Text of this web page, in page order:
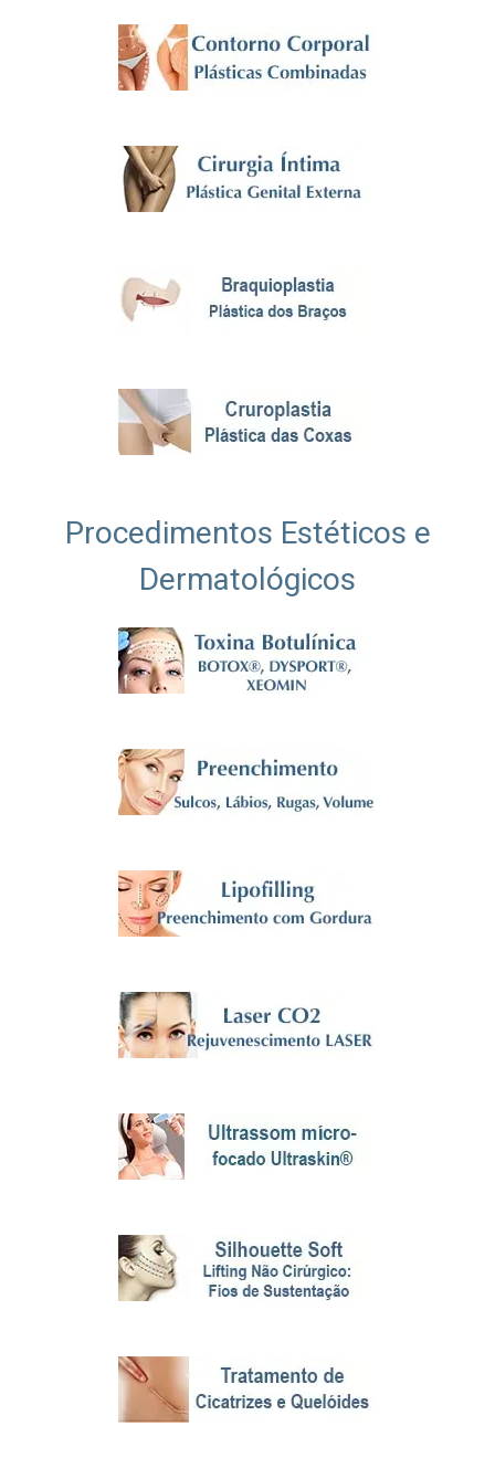
Procedimentos Estéticos e
Dermatológicos